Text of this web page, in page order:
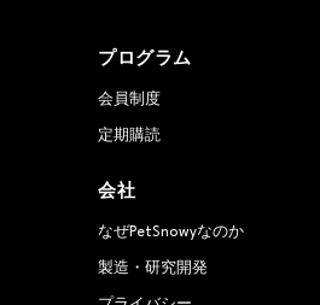
プログラム
会員制度
定期購読
会社
なぜPetSnowyなのか
製造・研究開発